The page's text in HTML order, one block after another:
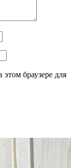
браузере для